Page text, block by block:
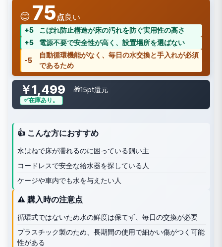
😊 75 点良い
+5
こぼれ防止構造が床の汚れを防ぐ実用性の高さ
+5
電源不要で安全性が高く、設置場所を選ばない
-5
自動循環機能がなく、毎日の水交換と手入れが必須
であるため
￥1,499 🎁15pt還元
在庫あり。
👍 こんな方におすすめ
水はねで床が濡れるのに困っている飼い主
コードレスで安全な給水器を探している人
ケージや車内でも水を与えたい人
⚠️ 購入時の注意点
循環式ではないため水の鮮度は保てず、毎日の交換が必要
プラスチック製のため、長期間の使用で細かい傷がつく可能
性がある